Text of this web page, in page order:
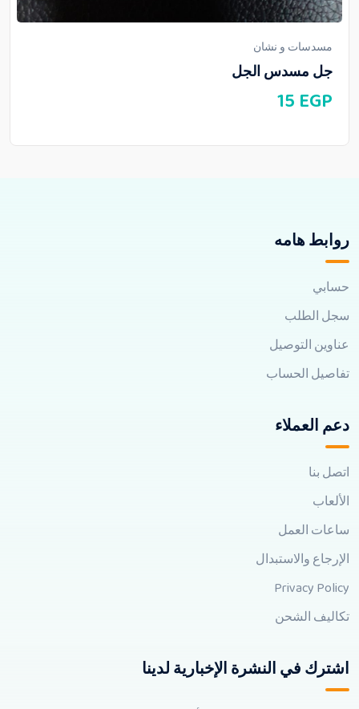
مسدسات و نشان
جل مسدس الجل
15 EGP
روابط هامه
حسابي
سجل الطلب
عناوين التوصيل
تفاصيل الحساب
دعم العملاء
اتصل بنا
الألعاب
ساعات العمل
الإرجاع والاستبدال
Privacy Policy
تكاليف الشحن
اشترك في النشرة الإخبارية لدينا